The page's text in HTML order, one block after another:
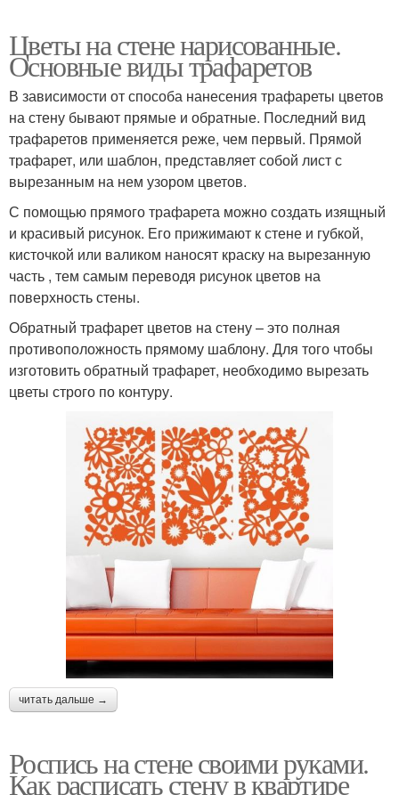
Цветы на стене нарисованные.
Основные виды трафаретов
В зависимости от способа нанесения трафареты цветов
на стену бывают прямые и обратные. Последний вид
трафаретов применяется реже, чем первый. Прямой
трафарет, или шаблон, представляет собой лист с
вырезанным на нем узором цветов.
С помощью прямого трафарета можно создать изящный
и красивый рисунок. Его прижимают к стене и губкой,
кисточкой или валиком наносят краску на вырезанную
часть , тем самым переводя рисунок цветов на
поверхность стены.
Обратный трафарет цветов на стену – это полная
противоположность прямому шаблону. Для того чтобы
изготовить обратный трафарет, необходимо вырезать
цветы строго по контуру.
читать дальше →
Роспись на стене своими руками.
Как расписать стену в квартире